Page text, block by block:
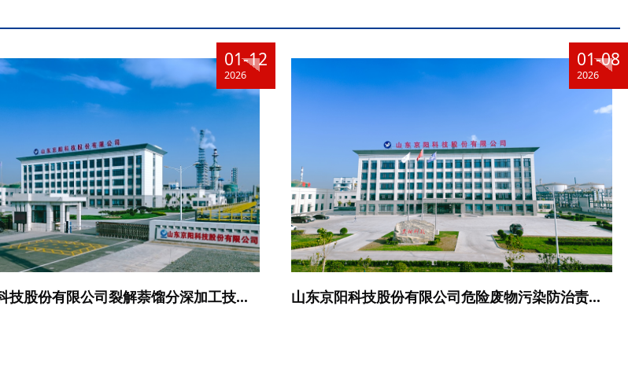
01-12
2026
山东京阳科技股份有限公司裂解萘馏分深加工技改项目 环境影响评价第二次环境信息公示
01-08
2026
山东京阳科技股份有限公司危险废物污染防治责任信息公开